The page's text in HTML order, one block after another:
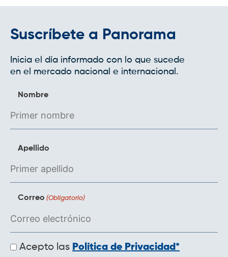
what is erectile dysfunction treatment low
dysfunction cures erectile dysfunction
dysfunction pills walmart kraze xl weight loss
reviews what is the best medical weight loss
medically proven weight loss pills
without diet weight loss problem
Suscríbete a Panorama
Inicia el día informado con lo que sucede
en el mercado nacional e internacional.
Nombre
Apellido
Correo (Obligatorio)
Políticas
de
Acepto las Política de Privacidad*